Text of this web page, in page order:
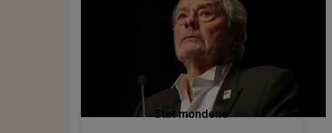
Stiri mondene